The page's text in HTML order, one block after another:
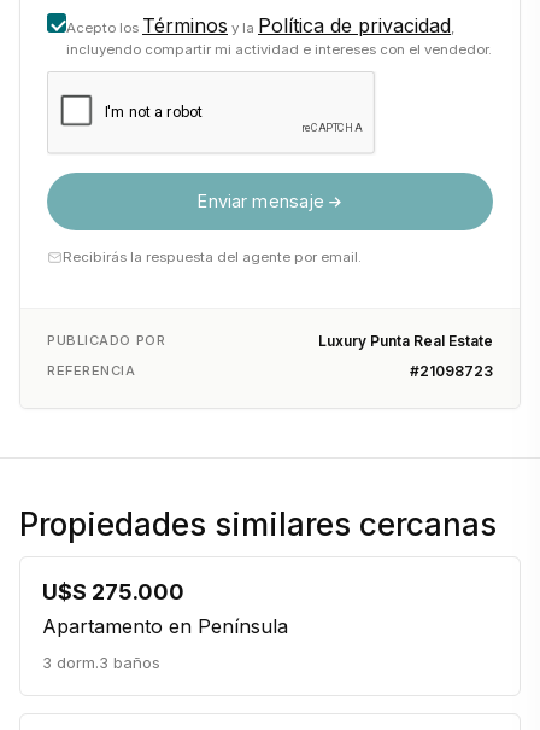
Acepto los Términos y la Política de privacidad,
incluyendo compartir mi actividad e intereses con el vendedor.
Enviar mensaje
Recibirás la respuesta del agente por email.
PUBLICADO POR Luxury Punta Real Estate
REFERENCIA #21098723
Propiedades similares cercanas
U$S 275.000
Apartamento en Península
3 dorm.3 baños